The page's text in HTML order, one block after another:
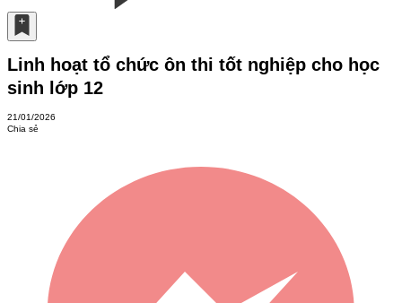
Linh hoạt tổ chức ôn thi tốt nghiệp cho học
sinh lớp 12
21/01/2026
Chia sẻ